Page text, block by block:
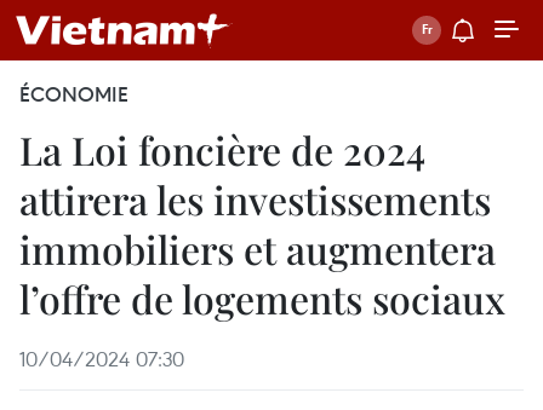
ÉCONOMIE
La Loi foncière de 2024
attirera les investissements
immobiliers et augmentera
l’offre de logements sociaux
10/04/2024 07:30